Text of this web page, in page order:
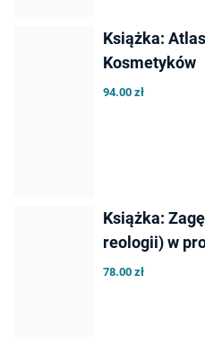
Książka:
Kosmetyków
94.00 zł
Książka:
reologii) w
78.00 zł